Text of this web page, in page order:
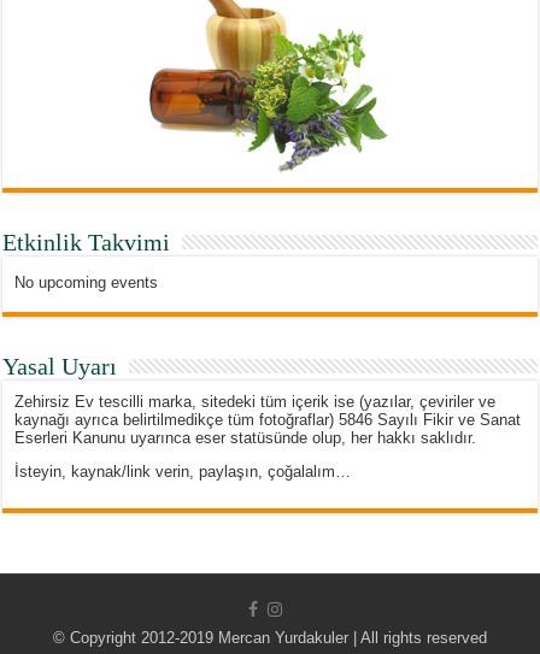
Etkinlik Takvimi
No upcoming events
Yasal Uyarı
Zehirsiz Ev tescilli marka, sitedeki tüm içerik ise (yazılar, çeviriler ve
kaynağı ayrıca belirtilmedikçe tüm fotoğraflar) 5846 Sayılı Fikir ve Sanat
Eserleri Kanunu uyarınca eser statüsünde olup, her hakkı saklıdır.
İsteyin, kaynak/link verin, paylaşın, çoğalalım…
© Copyright 2012-2019 Mercan Yurdakuler | All rights reserved